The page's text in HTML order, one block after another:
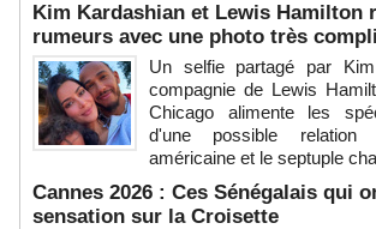
Kim Kardashian et Lewis Hamilton
rumeurs avec une photo très
Un selfie partagé par
compagnie de Lewis
Chicago alimente les
d'une possible
américaine et le septuple
Cannes 2026 : Ces Sénégalais qui
sensation sur la Croisette